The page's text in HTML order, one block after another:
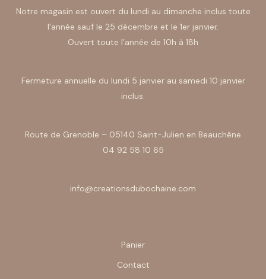
Notre magasin est ouvert du lundi au dimanche inclus toute
l’année sauf le 25 décembre et le 1er janvier.
Ouvert toute l’année de 10h à 18h
Fermeture annuelle du lundi 5 janvier au samedi 10 janvier
inclus.
Route de Grenoble – 05140 Saint-Julien en Beauchêne
04 92 58 10 65
info@creationsdubochaine.com
Panier
Contact